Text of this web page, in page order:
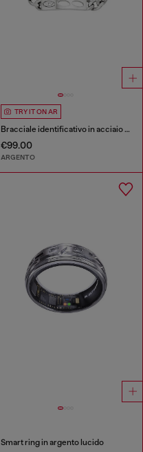
TRY IT ON AR
Bracciale identificativo in acciaio inox
€99.00
ARGENTO
Smart ring in argento lucido